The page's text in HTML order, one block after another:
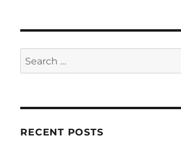
Search
for:
RECENT POSTS